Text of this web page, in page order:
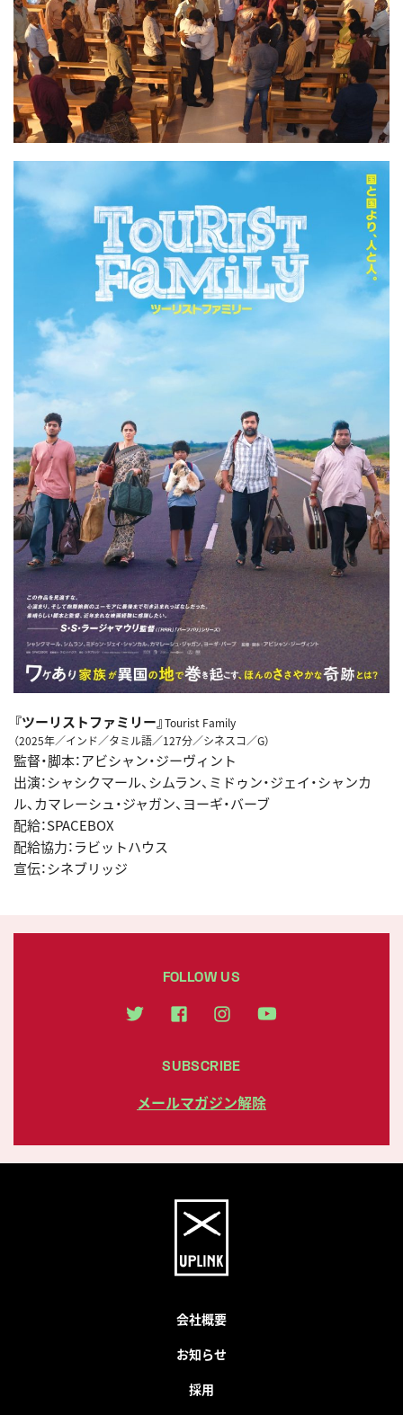
『ツーリストファミリー』Tourist Family
（2025年／インド／タミル語／127分／シネスコ／G）
監督・脚本：アビシャン・ジーヴィント
出演：シャシクマール、シムラン、ミドゥン・ジェイ・シャンカ
ル、カマレーシュ・ジャガン、ヨーギ・バーブ
配給：SPACEBOX
配給協力：ラビットハウス
宣伝：シネブリッジ
FOLLOW US
SUBSCRIBE
メールマガジン解除
会社概要
お知らせ
採用